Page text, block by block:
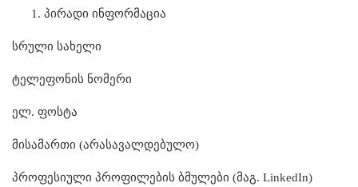
პირადი ინფორმაცია
სრული სახელი
ტელეფონის ნომერი
ელ. ფოსტა
მისამართი (არასავალდებულო)
პროფესიული პროფილების ბმულები (მაგ. LinkedIn)